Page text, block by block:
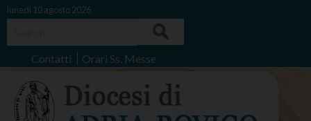
Skip
lunedì 10 agosto 2026
Contatti Orari Ss. Messe